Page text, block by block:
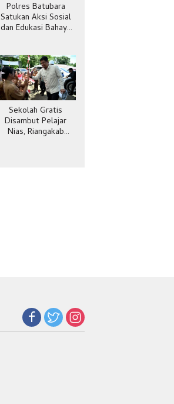
Polres Batubara
Satukan Aksi Sosial
dan Edukasi Bahaya
Sekolah Gratis
Disambut Pelajar
Nias, Riangakab